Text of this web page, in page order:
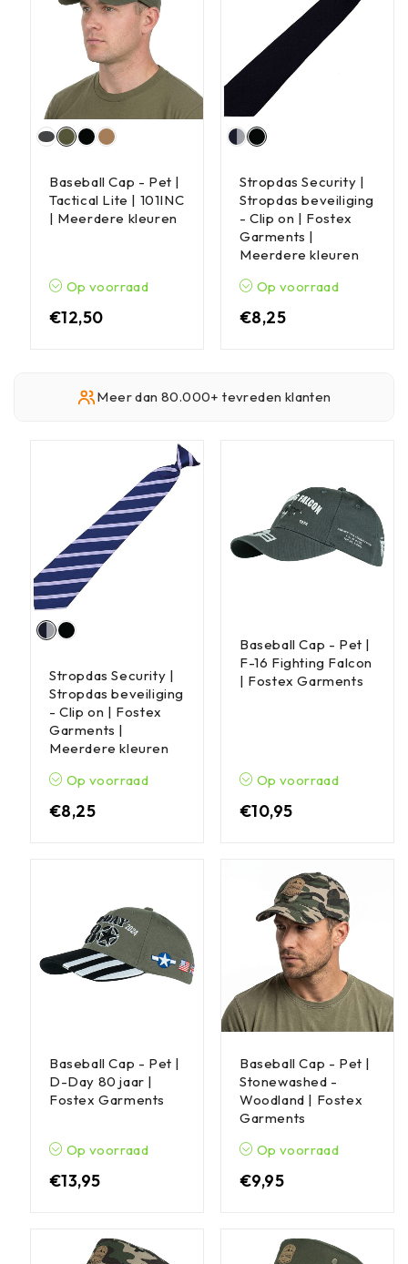
Baseball Cap - Pet |
Tactical Lite | 101INC
| Meerdere kleuren
Op voorraad
€12,50
Stropdas Security |
Stropdas beveiliging
- Clip on | Fostex
Garments |
Meerdere kleuren
Op voorraad
€8,25
Meer dan 80.000+ tevreden klanten
Stropdas Security |
Stropdas beveiliging
- Clip on | Fostex
Garments |
Meerdere kleuren
Op voorraad
€8,25
Baseball Cap - Pet |
F-16 Fighting Falcon
| Fostex Garments
Op voorraad
€10,95
Baseball Cap - Pet |
D-Day 80 jaar |
Fostex Garments
Op voorraad
€13,95
Baseball Cap - Pet |
Stonewashed -
Woodland | Fostex
Garments
Op voorraad
€9,95